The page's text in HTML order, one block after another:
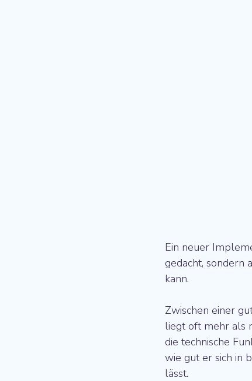
Ein neuer
gedacht, sondern
kann.
Zwischen einer
liegt oft mehr als
die technische
wie gut er sich in
lässt.